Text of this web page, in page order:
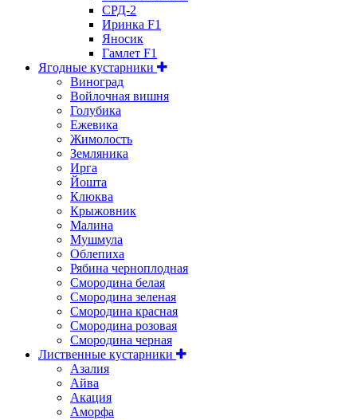
СРД-2
Иринка F1
Яносик
Гамлет F1
Ягодные кустарники
Виноград
Войлочная вишня
Голубика
Ежевика
Жимолость
Земляника
Ирга
Йошта
Клюква
Крыжовник
Малина
Мушмула
Облепиха
Рябина черноплодная
Смородина белая
Смородина зеленая
Смородина красная
Смородина розовая
Смородина черная
Лиственные кустарники
Азалия
Айва
Акация
Аморфа